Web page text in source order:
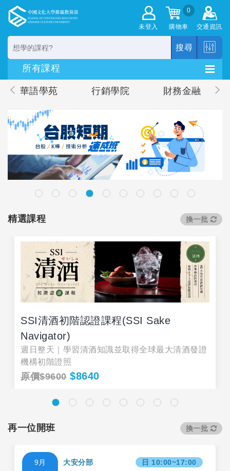
未登入
0
購物車 交通資訊
搜尋
華語學苑 行銷學院 財務金融
精選課程 換一批
SSI清酒初階認證課程(SSI Sake
Navigator)
週日整天｜學習清酒知識並取得全球最大清酒發證
機構初階證照
原價$9600$8640
再一位開班 換一批
9月 大安分部 日 10:00~17:00